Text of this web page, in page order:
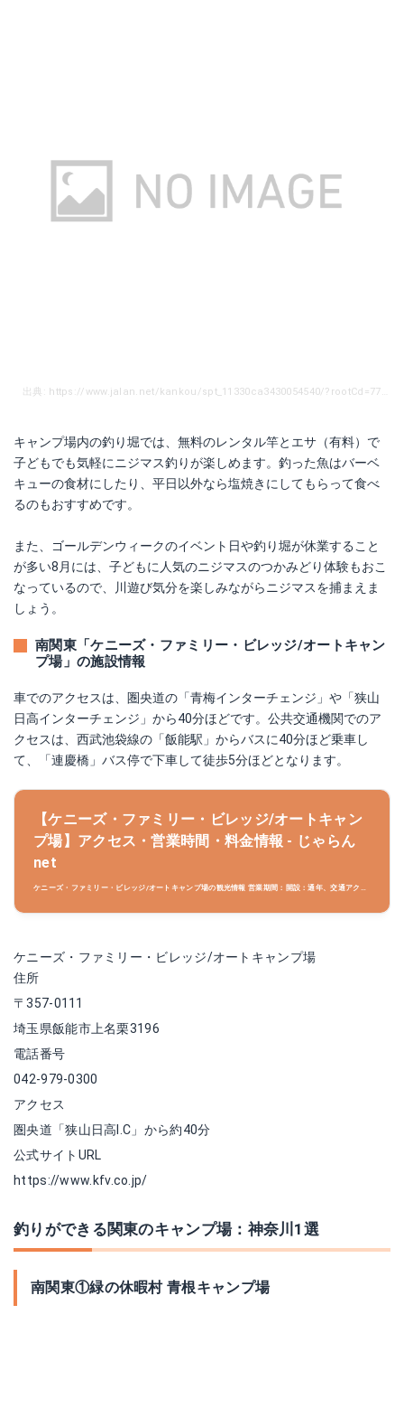
キャンプ場内の釣り堀では、無料のレンタル竿とエサ（有料）で
子どもでも気軽にニジマス釣りが楽しめます。釣った魚はバーベ
キューの食材にしたり、平日以外なら塩焼きにしてもらって食べ
るのもおすすめです。
また、ゴールデンウィークのイベント日や釣り堀が休業すること
が多い8月には、子どもに人気のニジマスのつかみどり体験もおこ
なっているので、川遊び気分を楽しみながらニジマスを捕まえま
しょう。
南関東「ケニーズ・ファミリー・ビレッジ/オートキャン
プ場」の施設情報
車でのアクセスは、圏央道の「青梅インターチェンジ」や「狭山
日高インターチェンジ」から40分ほどです。公共交通機関でのア
クセスは、西武池袋線の「飯能駅」からバスに40分ほど乗車し
て、「連慶橋」バス停で下車して徒歩5分ほどとなります。
【ケニーズ・ファミリー・ビレッジ/オートキャン
プ場】アクセス・営業時間・料金情報 - じゃらん
net
ケニーズ・ファミリー・ビレッジ/オートキャンプ場の観光情報 営業期間：開設：通年、交通アクセ
ケニーズ・ファミリー・ビレッジ/オートキャンプ場
住所
〒357-0111
埼玉県飯能市上名栗3196
電話番号
042-979-0300
アクセス
圏央道「狭山日高I.C」から約40分
公式サイトURL
https://www.kfv.co.jp/
釣りができる関東のキャンプ場：神奈川1選
南関東①緑の休暇村 青根キャンプ場